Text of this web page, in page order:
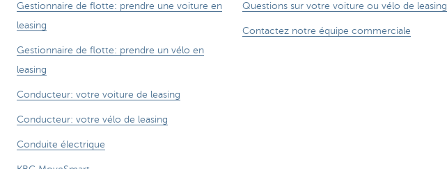
Gestionnaire de flotte: prendre une voiture en
leasing
Gestionnaire de flotte: prendre un vélo en
leasing
Conducteur: votre voiture de leasing
Conducteur: votre vélo de leasing
Conduite électrique
Questions sur votre voiture ou vélo de leasing
Contactez notre équipe commerciale